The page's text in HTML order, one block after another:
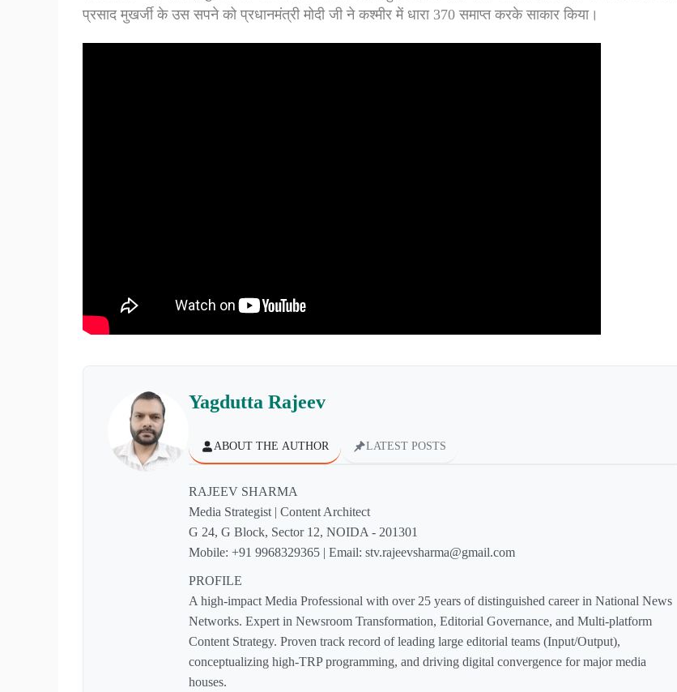
प्रसाद मुखर्जी के उस सपने को प्रधानमंत्री मोदी जी ने कश्मीर में धारा 370 समाप्त करके साकार किया।
Yagdutta Rajeev
ABOUT THE AUTHOR LATEST POSTS
RAJEEV SHARMA
Media Strategist | Content Architect
G 24, G Block, Sector 12, NOIDA - 201301
Mobile: +91 9968329365 | Email: stv.rajeevsharma@gmail.com
PROFILE
A high-impact Media Professional with over 25 years of distinguished career in National News
Networks. Expert in Newsroom Transformation, Editorial Governance, and Multi-platform
Content Strategy. Proven track record of leading large editorial teams (Input/Output),
conceptualizing high-TRP programming, and driving digital convergence for major media
houses.